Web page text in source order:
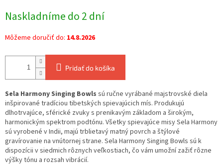
cena:
Naskladníme do 2 dní
Môžeme doručiť do: 14.8.2026
Pridať do košíka
Sela Harmony Singing Bowls sú ručne vyrábané majstrovské diela
inšpirované tradíciou tibetských spievajúcich mís. Produkujú
dlhotrvajúce, sférické zvuky s prenikavým základom a širokým,
harmonickým spektrom podtónu. Všetky spievajúce misy Sela Harmony
sú vyrobené v Indii, majú trblietavý matný povrch a štýlové
gravírovanie na vnútornej strane. Sela Harmony Singing Bowls sú k
dispozícii v siedmich rôznych veľkostiach, čo vám umožní zažiť rôzne
výšky tónu a rozsah vibrácií.